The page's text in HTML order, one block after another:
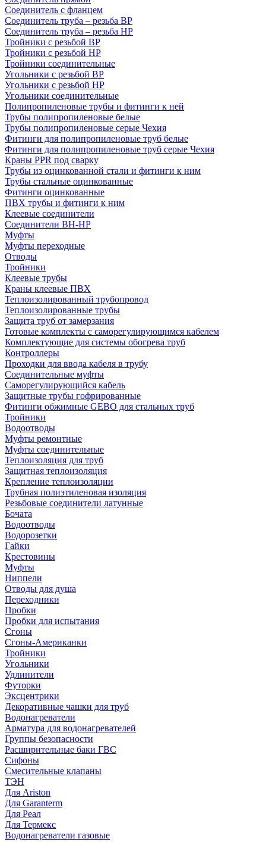
Соединитель с фланцем
Соединитель труба – резьба ВР
Соединитель труба – резьба НР
Тройники с резьбой ВР
Тройники с резьбой НР
Тройники соединительные
Угольники с резьбой ВР
Угольники с резьбой НР
Угольники соединительные
Полипропиленовые трубы и фитинги к ней
Трубы полипропиленовые белые
Трубы полипропиленовые серые Чехия
Фитинги для полипропиленовые труб белые
Фитинги для полипропиленовые труб серые Чехия
Краны PPR под сварку
Трубы из оцинкованной стали и фитинги к ним
Трубы стальные оцинкованные
Фитинги оцинкованные
ПВХ трубы и фитинги к ним
Клеевые соединители
Соединители ВН-НР
Муфты
Муфты переходные
Отводы
Тройники
Клеевые трубы
Краны клеевые ПВХ
Теплоизолированный трубопровод
Теплоизолированные трубы
Защита труб от замерзания
Готовые комплекты с саморегулирующимся кабелем
Комплектующие для системы обогрева труб
Контроллеры
Проходки для ввода кабеля в трубу
Соединительные муфты
Саморегулирующийся кабель
Защитные трубы гофрированные
Фитинги обжимные GEBO для стальных труб
Тройники
Водоотводы
Муфты ремонтные
Муфты соединительные
Теплоизоляция для труб
Защитная теплоизоляция
Крепление теплоизоляции
Трубная полиэтиленовая изоляция
Резьбовые соединители латунные
Бочата
Водоотводы
Водорозетки
Гайки
Крестовины
Муфты
Ниппели
Отводы для душа
Переходники
Пробки
Пробки для испытания
Сгоны
Сгоны-Американки
Тройники
Угольники
Удлинители
Футорки
Эксцентрики
Декоративные чашки для труб
Водонагреватели
Арматура для водонагревателей
Группы безопасности
Расширительные баки ГВС
Сифоны
Смесительные клапаны
ТЭН
Для Ariston
Для Garanterm
Для Реал
Для Термекс
Водонагреватели газовые